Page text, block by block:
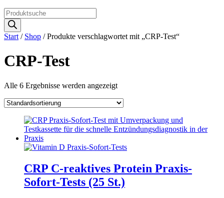
Products
search
Start / Shop / Produkte verschlagwortet mit „CRP-Test“
CRP-Test
Alle 6 Ergebnisse werden angezeigt
CRP C-reaktives Protein Praxis-
Sofort-Tests (25 St.)